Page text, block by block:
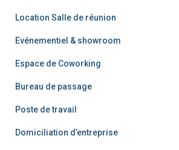
Location Salle de réunion
Evénementiel & showroom
Espace de Coworking
Bureau de passage
Poste de travail
Domiciliation d’entreprise